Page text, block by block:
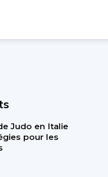
Judo en Italie
pour les